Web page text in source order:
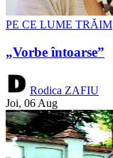
PE CE LUME TRĂIM
„Vorbe întoarse”
Rodica ZAFIU
Joi, 06 Aug